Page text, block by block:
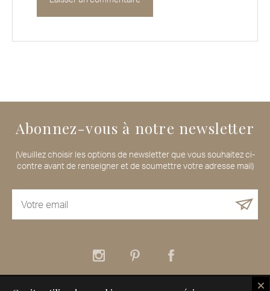
Abonnez-vous à notre newsletter
(Veuillez choisir les options de newsletter que vous souhaitez ci-
contre avant de renseigner et de soumettre votre adresse mail)